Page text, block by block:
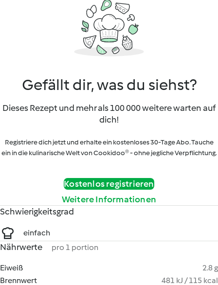
Gefällt dir, was du siehst?
Dieses Rezept und mehr als 100 000 weitere warten auf
dich!
Registriere dich jetzt und erhalte ein kostenloses 30-Tage Abo. Tauche
ein in die kulinarische Welt von Cookidoo® - ohne jegliche Verpflichtung.
Kostenlos registrieren
Weitere Informationen
Schwierigkeitsgrad
einfach
Nährwerte pro 1 portion
Eiweiß
2.8 g
Brennwert
481 kJ / 115 kcal